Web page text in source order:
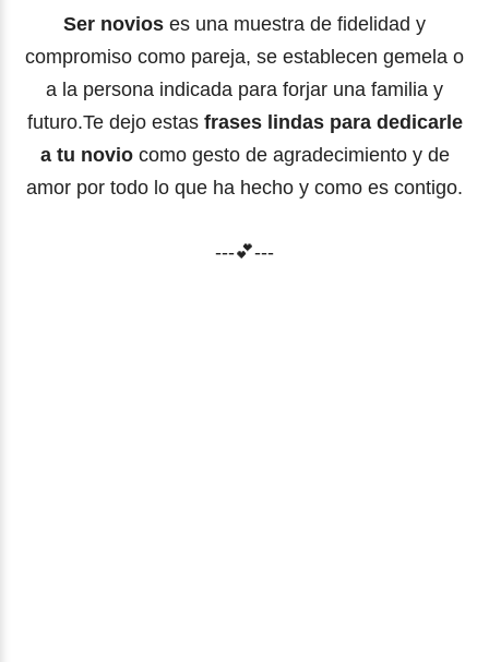
Ser novios es una muestra de fidelidad y
compromiso como pareja, se establecen gemela o
a la persona indicada para forjar una familia y
futuro.Te dejo estas frases lindas para dedicarle
a tu noviocomo gesto de agradecimiento y de
amor por todo lo que ha hecho y como es contigo.
---💕---